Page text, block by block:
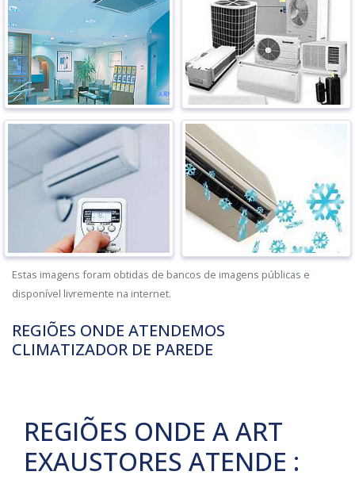
Estas imagens foram obtidas de bancos de imagens públicas e
disponível livremente na internet.
REGIÕES ONDE ATENDEMOS
CLIMATIZADOR DE PAREDE
REGIÕES ONDE A ART
EXAUSTORES ATENDE :